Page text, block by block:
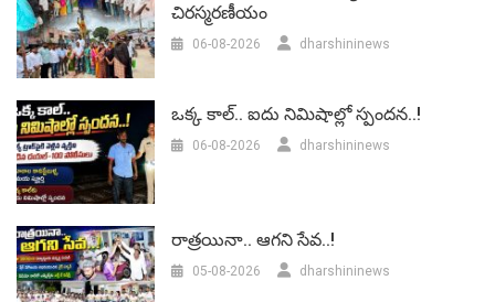
చిరస్మరణీయం
06-08-2026 dharshininews
ఒక్క కాల్.. ఐదు నిమిషాల్లో స్పందన..!
06-08-2026 dharshininews
రాత్రయినా.. ఆగని సేవ..!
05-08-2026 dharshininews